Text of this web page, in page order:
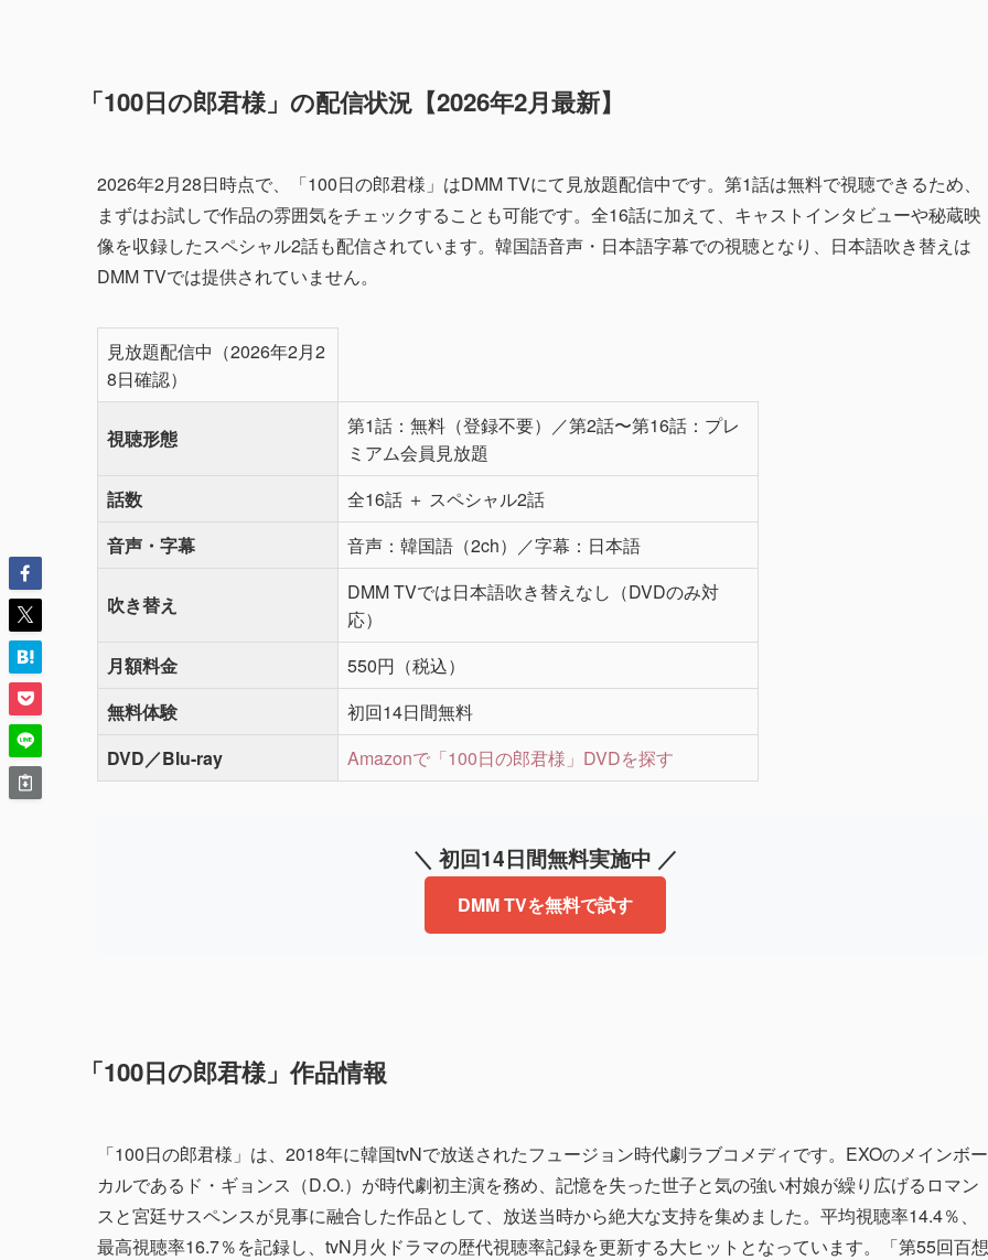
「100日の郎君様」の配信状況【2026年2月最新】
2026年2月28日時点で、「100日の郎君様」はDMM TVにて見放題配信中です。第1話は無料で視聴できるため、
まずはお試しで作品の雰囲気をチェックすることも可能です。全16話に加えて、キャストインタビューや秘蔵映
像を収録したスペシャル2話も配信されています。韓国語音声・日本語字幕での視聴となり、日本語吹き替えは
DMM TVでは提供されていません。
見放題配信中（2026年2月2
8日確認）
視聴形態
第1話：無料（登録不要）／第2話〜第16話：プレ
ミアム会員見放題
話数
全16話 ＋ スペシャル2話
音声・字幕
音声：韓国語（2ch）／字幕：日本語
吹き替え
DMM TVでは日本語吹き替えなし（DVDのみ対
応）
月額料金
550円（税込）
無料体験
初回14日間無料
DVD／Blu-ray
Amazonで「100日の郎君様」DVDを探す
＼ 初回14日間無料実施中 ／
DMM TVを無料で試す
「100日の郎君様」作品情報
「100日の郎君様」は、2018年に韓国tvNで放送されたフュージョン時代劇ラブコメディです。EXOのメインボー
カルであるド・ギョンス（D.O.）が時代劇初主演を務め、記憶を失った世子と気の強い村娘が繰り広げるロマン
スと宮廷サスペンスが見事に融合した作品として、放送当時から絶大な支持を集めました。平均視聴率14.4％、
最高視聴率16.7％を記録し、tvN月火ドラマの歴代視聴率記録を更新する大ヒットとなっています。「第55回百想